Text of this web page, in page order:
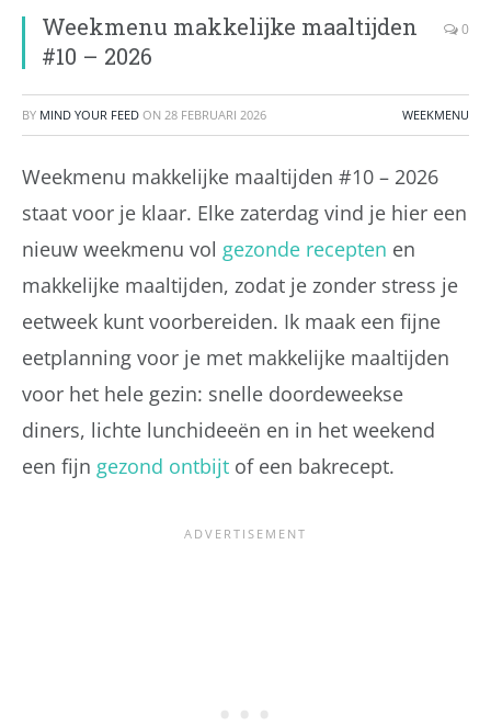
Weekmenu makkelijke maaltijden
#10 – 2026
0
BY MIND YOUR FEED ON 28 FEBRUARI 2026 WEEKMENU
Weekmenu makkelijke maaltijden #10 – 2026
staat voor je klaar. Elke zaterdag vind je hier een
nieuw weekmenu vol gezonde recepten en
makkelijke maaltijden, zodat je zonder stress je
eetweek kunt voorbereiden. Ik maak een fijne
eetplanning voor je met makkelijke maaltijden
voor het hele gezin: snelle doordeweekse
diners, lichte lunchideeën en in het weekend
een fijn gezond ontbijt of een bakrecept.